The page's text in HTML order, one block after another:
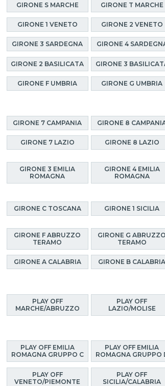
GIRONE S MARCHE GIRONE T MARCHE
GIRONE 1 VENETO GIRONE 2 VENETO
GIRONE 3 SARDEGNA GIRONE 4
GIRONE 2 BASILICATA GIRONE 3
GIRONE F UMBRIA GIRONE G UMBRIA
GIRONE 7 CAMPANIA GIRONE 8
GIRONE 7 LAZIO GIRONE 8 LAZIO
GIRONE 3 EMILIA
ROMAGNA
GIRONE 4 EMILIA
ROMAGNA
GIRONE C TOSCANA GIRONE 1 SICILIA
GIRONE F ABRUZZO
TERAMO
GIRONE G ABRUZZO
TERAMO
GIRONE A CALABRIA GIRONE B CALABRIA
PLAY OFF
MARCHE/ABRUZZO
PLAY OFF
LAZIO/MOLISE
PLAY OFF EMILIA
ROMAGNA GRUPPO C
PLAY OFF EMILIA
ROMAGNA GRUPPO
PLAY OFF
VENETO/PIEMONTE
PLAY OFF
SICILIA/CALABRIA